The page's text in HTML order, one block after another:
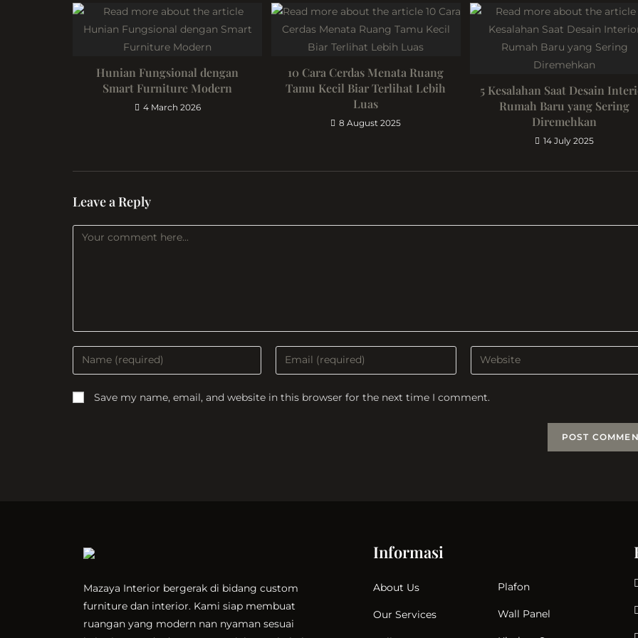
Hunian Fungsional dengan
Smart Furniture Modern
4 March 2026
10 Cara Cerdas Menata Ruang
Tamu Kecil Biar Terlihat Lebih
Luas
8 August 2025
5 Kesalahan Saat Desain
Rumah Baru yang Sering
Diremehkan
14 July 2025
Leave a Reply
Comment
Enter
your
name
or
Enter
your
Enter
your
Save my name, email, and website in this browser for the next time I comment.
Mazaya Interior bergerak di bidang custom
furniture dan interior. Kami siap membuat
ruangan yang modern nan nyaman sesuai
Informasi
About Us
Our Services
Plafon
Wall Panel